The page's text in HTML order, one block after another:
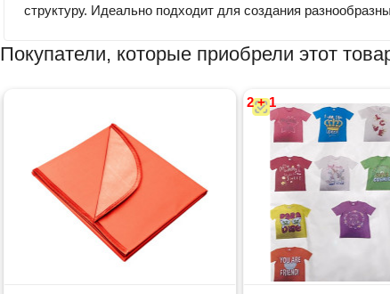
структуру. Идеально подходит для создания
Покупатели, которые приобрели этот
2 + 1